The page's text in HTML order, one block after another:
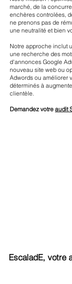
EscaladE, votre
marché, de la
enchères controlées,
ne prenons pas de
une neutralité et bien
Notre approche inclut
une recherche des
d'annonces Google
nouveau site web ou
Adwords ou améliorer
déterminés à
clientèle.
Demandez votreaudit